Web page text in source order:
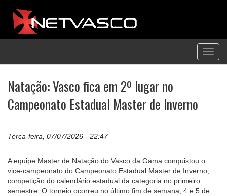
Natação: Vasco fica em 2º lugar no
Campeonato Estadual Master de Inverno
Terça-feira, 07/07/2026 - 22:47
A equipe Master de Natação do Vasco da Gama conquistou o
vice-campeonato do Campeonato Estadual Master de Inverno,
competição do calendário estadual da categoria no primeiro
semestre. O torneio ocorreu no último fim de semana, 4 e 5 de